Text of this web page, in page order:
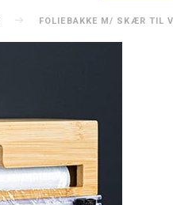
FOLIEBAKKE M/ SKÆR TIL